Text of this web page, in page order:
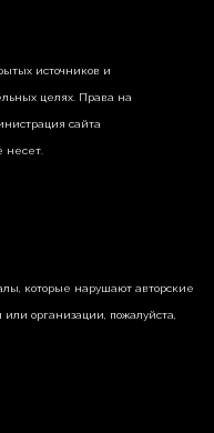
источников и
целях. Права на
сайта
несет.
которые нарушают авторские
организации, пожалуйста,